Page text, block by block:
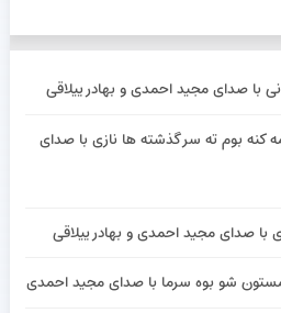
با صدای مجید احمدی و بهادر ییلاقی
کنه بوم ته سر گذشته ها نازی با صدای
صدای مجید احمدی و بهادر ییلاقی
شو بوه سرما با صدای مجید احمدی